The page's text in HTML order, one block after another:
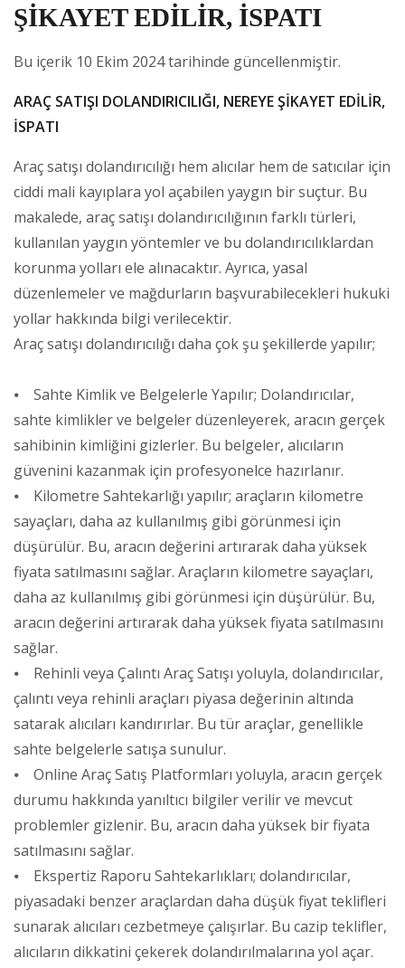
ŞİKAYET EDİLİR, İSPATI
Bu içerik 10 Ekim 2024 tarihinde güncellenmiştir.
ARAÇ SATIŞI DOLANDIRICILIĞI, NEREYE ŞİKAYET EDİLİR,
İSPATI
Araç satışı dolandırıcılığı hem alıcılar hem de satıcılar için
ciddi mali kayıplara yol açabilen yaygın bir suçtur. Bu
makalede, araç satışı dolandırıcılığının farklı türleri,
kullanılan yaygın yöntemler ve bu dolandırıcılıklardan
korunma yolları ele alınacaktır. Ayrıca, yasal
düzenlemeler ve mağdurların başvurabilecekleri hukuki
yollar hakkında bilgi verilecektir.
Araç satışı dolandırıcılığı daha çok şu şekillerde yapılır;
⦁ Sahte Kimlik ve Belgelerle Yapılır; Dolandırıcılar,
sahte kimlikler ve belgeler düzenleyerek, aracın gerçek
sahibinin kimliğini gizlerler. Bu belgeler, alıcıların
güvenini kazanmak için profesyonelce hazırlanır.
⦁ Kilometre Sahtekarlığı yapılır; araçların kilometre
sayaçları, daha az kullanılmış gibi görünmesi için
düşürülür. Bu, aracın değerini artırarak daha yüksek
fiyata satılmasını sağlar. Araçların kilometre sayaçları,
daha az kullanılmış gibi görünmesi için düşürülür. Bu,
aracın değerini artırarak daha yüksek fiyata satılmasını
sağlar.
⦁ Rehinli veya Çalıntı Araç Satışı yoluyla, dolandırıcılar,
çalıntı veya rehinli araçları piyasa değerinin altında
satarak alıcıları kandırırlar. Bu tür araçlar, genellikle
sahte belgelerle satışa sunulur.
⦁ Online Araç Satış Platformları yoluyla, aracın gerçek
durumu hakkında yanıltıcı bilgiler verilir ve mevcut
problemler gizlenir. Bu, aracın daha yüksek bir fiyata
satılmasını sağlar.
⦁ Ekspertiz Raporu Sahtekarlıkları; dolandırıcılar,
piyasadaki benzer araçlardan daha düşük fiyat teklifleri
sunarak alıcıları cezbetmeye çalışırlar. Bu cazip teklifler,
alıcıların dikkatini çekerek dolandırılmalarına yol açar.